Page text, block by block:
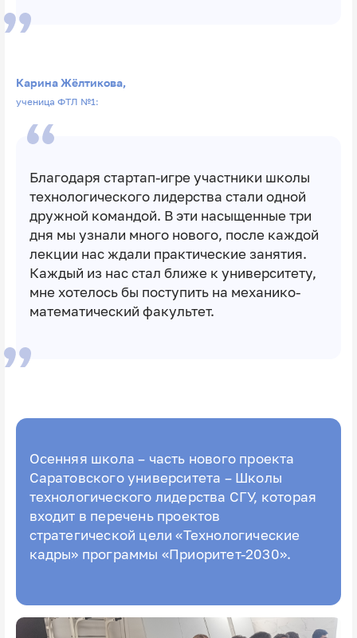
Карина Жёлтикова,
ученица ФТЛ №1:
Благодаря стартап-игре участники школы
технологического лидерства стали одной
дружной командой. В эти насыщенные три
дня мы узнали много нового, после каждой
лекции нас ждали практические занятия.
Каждый из нас стал ближе к университету,
мне хотелось бы поступить на механико-
математический факультет.
Осенняя школа – часть нового проекта
Саратовского университета – Школы
технологического лидерства СГУ, которая
входит в перечень проектов
стратегической цели «Технологические
кадры» программы «Приоритет-2030».